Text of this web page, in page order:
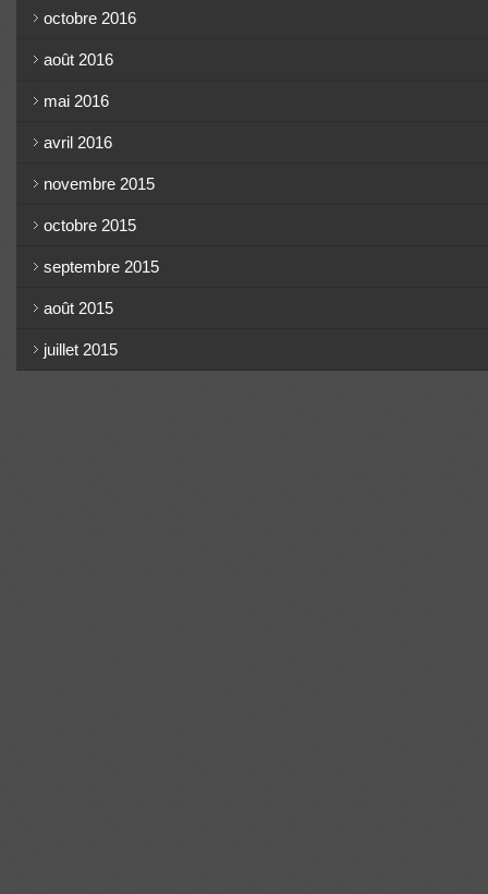
octobre 2016
août 2016
mai 2016
avril 2016
novembre 2015
octobre 2015
septembre 2015
août 2015
juillet 2015